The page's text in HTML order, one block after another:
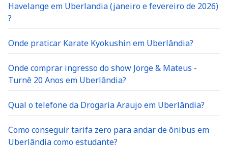
Havelange em Uberlandia (janeiro e fevereiro de 2026)
?
Onde praticar Karate Kyokushin em Uberlândia?
Onde comprar ingresso do show Jorge & Mateus -
Turnê 20 Anos em Uberlândia?
Qual o telefone da Drogaria Araujo em Uberlândia?
Como conseguir tarifa zero para andar de ônibus em
Uberlândia como estudante?